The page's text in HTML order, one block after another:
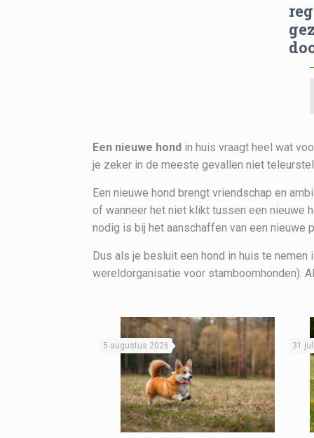
Een nieuwe hond in huis vraagt heel wat
je zeker in de meeste gevallen niet
Een nieuwe hond brengt vriendschap en
of wanneer het niet klikt tussen een nieuwe
nodig is bij het aanschaffen van een nieuwe
Dus als je besluit een hond in huis te
wereldorganisatie voor stamboomhonden).
5 augustus 2026 31